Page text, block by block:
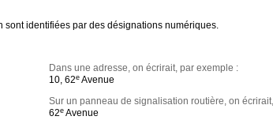
sont identifiées par des désignations numériques.
Dans une adresse, on écrirait, par exemple :
10, 62e Avenue
Sur un panneau de signalisation routière, on
62e Avenue